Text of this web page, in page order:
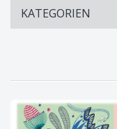
KATEGORIEN